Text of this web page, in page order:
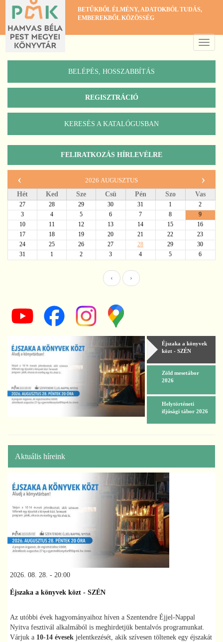
Ugrás
tartalomra
BETŰKBŐL ÉLMÉNY, ADATOKBÓL TUDÁS,
EMBEREKBŐL KÖZÖSSÉG
Toggle
BELÉPÉS, HOSSZABBÍTÁS
REGISZTRÁCIÓ
KatalógusKERESÉS A KATALÓGUSBAN
FELIRATKOZÁS HÍRLEVÉLRE
2026 augusztus
‹ ›
Hét Ked Sze Csü Pén Szo Vas
27 28 29 30 31 1
2
3
4 5 6 7 8
9
10
11 12 13 14 15
16
17
18 19 20 21 22
23
24
25 26 27 28 29
30
31
1 2 3 4 5 6
‹ ›
Éjszaka a könyvek
közt - SZÉN
Zöld mesetábor
2026
Helytörténeti
ifjúsági tábor 2026
Aktuális híreink
2026. 08. 28. - 20:00
Éjszaka a könyvek közt - SZÉN
Az utóbbi évek hagyományaihoz híven a Szentendre Éjjel-Nappal
Nyitva fesztivál alkalmából is meghirdetjük bentalvós programunkat.
Várjuk a 10-14 évesek jelentkezését, akik szívesen töltenek egy éjszakát